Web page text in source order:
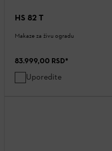
HS 82 T
Makaze za živu ogradu
83.999,00 RSD*
Uporedite